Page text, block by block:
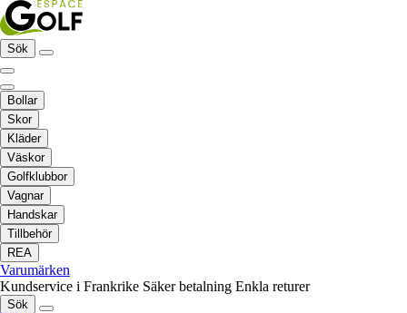
Sök
Bollar
Skor
Kläder
Väskor
Golfklubbor
Vagnar
Handskar
Tillbehör
REA
Varumärken
Kundservice i Frankrike Säker betalning Enkla returer
Sök